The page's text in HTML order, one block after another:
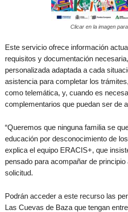
Clicar en la imagen
Este servicio ofrece información
requisitos y documentación
personalizada adaptada a cada
asistencia para completar los
como telemática, y, cuando es
complementarios que puedan ser de
“Queremos que ninguna familia se
educación por desconocimiento de
explica el equipo ERACIS+, que
pensado para acompañar de
solicitud.
Podrán acceder a este recurso las
Las Cuevas de Baza que tengan